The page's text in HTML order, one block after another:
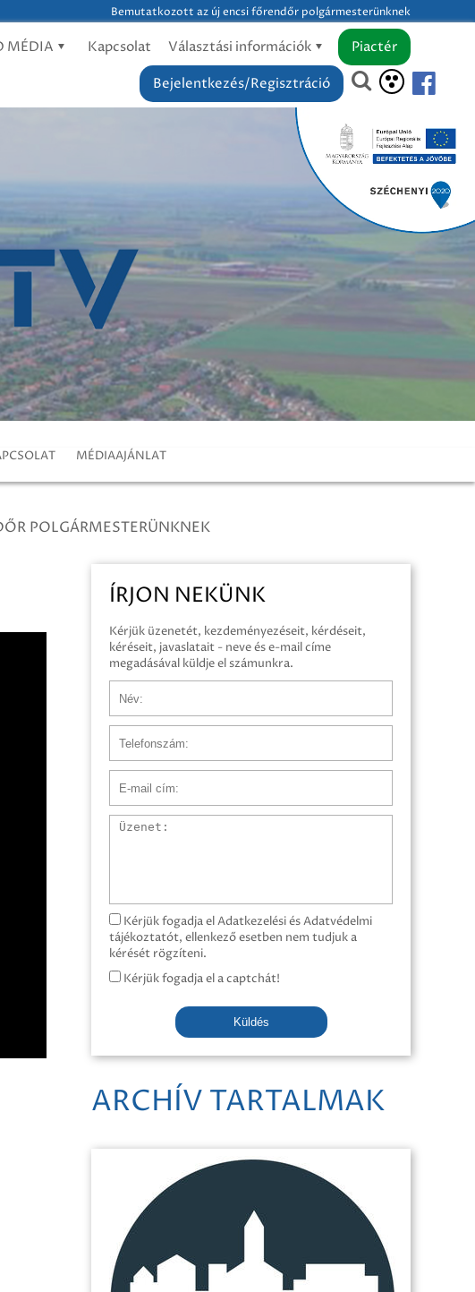
Bemutatkozott az új encsi főrendőr polgármesterünknek
MÉDIA Kapcsolat Választási információk
Piactér
Bejelentkezés/Regisztráció
MÉDIAAJÁNLAT
POLGÁRMESTERÜNKNEK
ÍRJON NEKÜNK
Kérjük üzenetét, kezdeményezéseit, kérdéseit,
kéréseit, javaslatait - neve és e-mail címe
megadásával küldje el számunkra.
Üzenet
Kérjük fogadja el Adatkezelési és Adatvédelmi
tájékoztatót, ellenkező esetben nem tudjuk a
kérését rögzíteni.
Kérjük fogadja el a captchát!
Küldés
ARCHÍV TARTALMAK